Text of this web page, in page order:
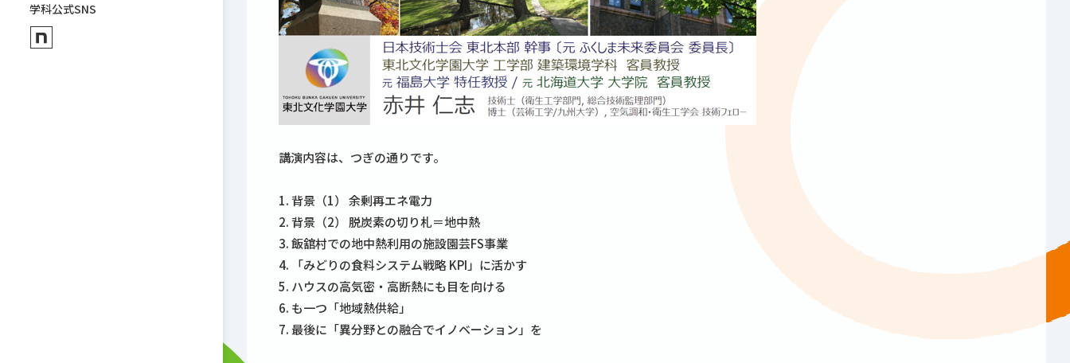
学科公式SNS
講演内容は、つぎの通りです。
1. 背景（1） 余剰再エネ電力
2. 背景（2） 脱炭素の切り札＝地中熱
3. 飯舘村での地中熱利用の施設園芸FS事業
4. 「みどりの食料システム戦略 KPI」に活かす
5. ハウスの高気密・高断熱にも目を向ける
6. も一つ「地域熱供給」
7. 最後に「異分野との融合でイノベーション」を